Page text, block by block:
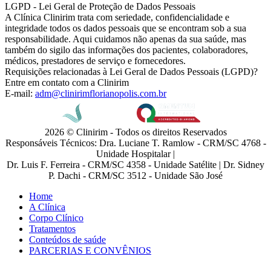
LGPD - Lei Geral de Proteção de Dados Pessoais
A Clínica Clinirim trata com seriedade, confidencialidade e
integridade todos os dados pessoais que se encontram sob a sua
responsabilidade. Aqui cuidamos não apenas da sua saúde, mas
também do sigilo das informações dos pacientes, colaboradores,
médicos, prestadores de serviço e fornecedores.
Requisições relacionadas à Lei Geral de Dados Pessoais (LGPD)?
Entre em contato com a Clinirim
E-mail: adm@clinirimflorianopolis.com.br
2026 © Clinirim - Todos os direitos Reservados
Responsáveis Técnicos: Dra. Luciane T. Ramlow - CRM/SC 4768 -
Unidade Hospitalar |
Dr. Luis F. Ferreira - CRM/SC 4358 - Unidade Satélite | Dr. Sidney
P. Dachi - CRM/SC 3512 - Unidade São José
Home
A Clínica
Corpo Clínico
Tratamentos
Conteúdos de saúde
PARCERIAS E CONVÊNIOS